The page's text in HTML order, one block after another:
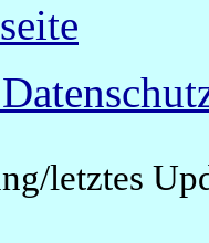
letztes